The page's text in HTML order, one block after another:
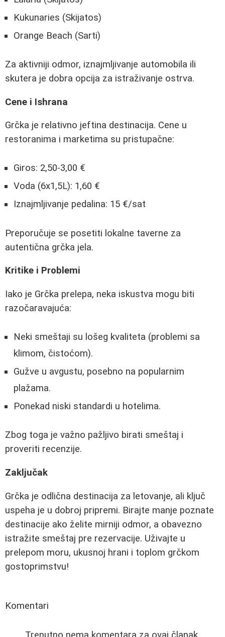
Kukunaries (Skijatos)
Orange Beach (Sarti)
Za aktivniji odmor, iznajmljivanje automobila ili
skutera je dobra opcija za istraživanje ostrva.
Cene i Ishrana
Grčka je relativno jeftina destinacija. Cene u
restoranima i marketima su pristupačne:
Giros: 2,50-3,00 €
Voda (6x1,5L): 1,60 €
Iznajmljivanje pedalina: 15 €/sat
Preporučuje se posetiti lokalne taverne za
autentična grčka jela.
Kritike i Problemi
Iako je Grčka prelepa, neka iskustva mogu biti
razočaravajuća:
Neki smeštaji su lošeg kvaliteta (problemi sa
klimom, čistoćom).
Gužve u avgustu, posebno na popularnim
plažama.
Ponekad niski standardi u hotelima.
Zbog toga je važno pažljivo birati smeštaj i
proveriti recenzije.
Zaključak
Grčka je odlična destinacija za letovanje, ali ključ
uspeha je u dobroj pripremi. Birajte manje poznate
destinacije ako želite mirniji odmor, a obavezno
istražite smeštaj pre rezervacije. Uživajte u
prelepom moru, ukusnoj hrani i toplom grčkom
gostoprimstvu!
Komentari